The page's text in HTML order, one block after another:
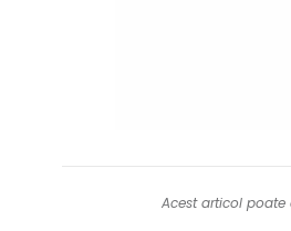
Acest articol